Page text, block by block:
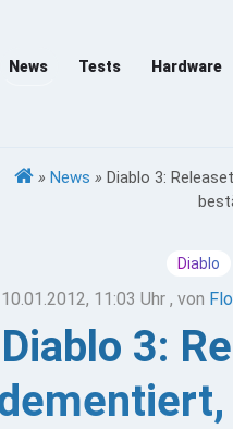
News Tests Hardware
» News » Diablo 3:
Diablo
10.01.2012, 11:03 Uhr , von
Diablo 3: